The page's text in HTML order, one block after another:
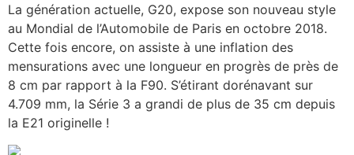
La génération actuelle, G20, expose son nouveau style
au Mondial de l’Automobile de Paris en octobre 2018.
Cette fois encore, on assiste à une inflation des
mensurations avec une longueur en progrès de près de
8 cm par rapport à la F90. S’étirant dorénavant sur
4.709 mm, la Série 3 a grandi de plus de 35 cm depuis
la E21 originelle !